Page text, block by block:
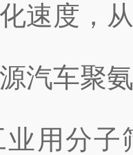
速度，
车聚氨
分子筛